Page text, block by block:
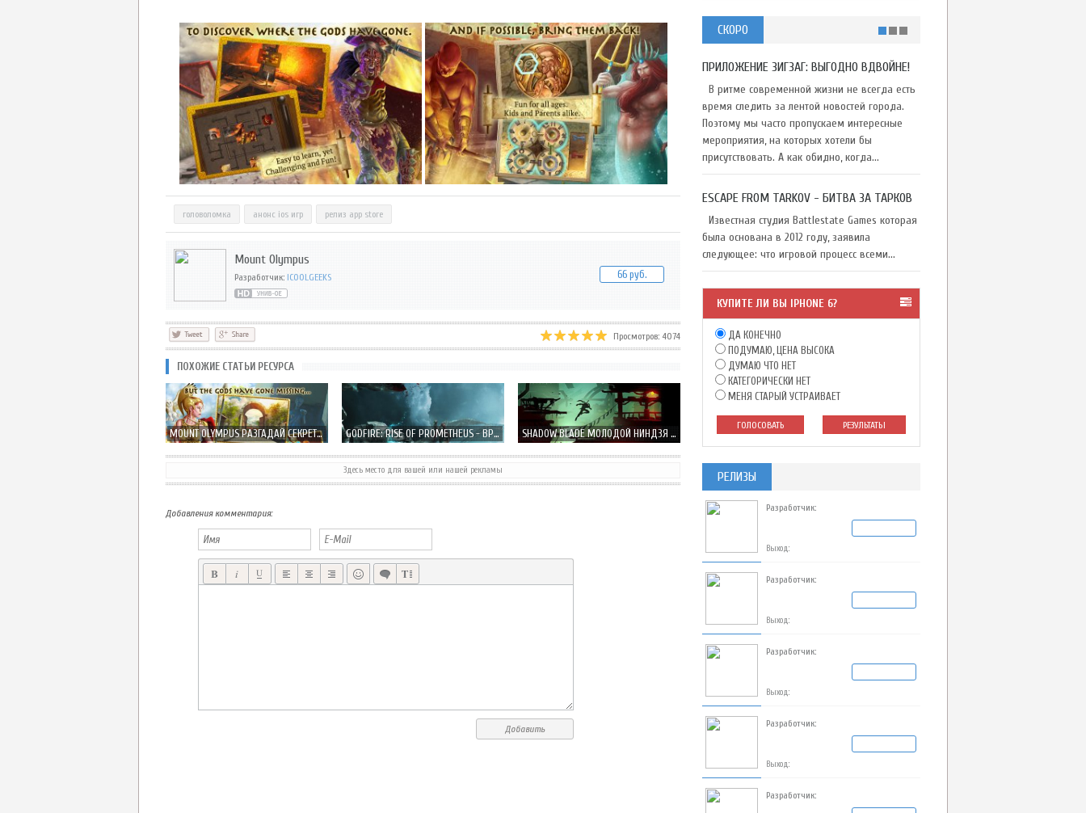
головоломка анонс ios игр релиз app store
Mount Olympus
Разработчик: ICOOLGEEKS 66 руб.
Просмотров: 4074
ПОХОЖИЕ СТАТЬИ РЕСУРСА
MOUNT OLYMPUS РАЗГАДАЙ СЕКРЕТ ИСЧЕЗНОВЕНИЯ БОГОВ GODFIRE: RISE OF PROMETHEUS - ВРЕМЯ ГЕРОЕВ, БОГОВ И МИСТИЧЕСКИХ СУЩЕСТВ SHADOW BLADE МОЛОДОЙ НИНДЗЯ В ПОИСКАХ УЧЕНИЙ МАСТЕРА!
Здесь место для вашей или нашей рекламы
Добавления комментария:
Добавить
СКОРО
ПРИЛОЖЕНИЕ ЗИГЗАГ: ВЫГОДНО ВДВОЙНЕ!
В ритме современной жизни не всегда есть
время следить за лентой новостей города.
Поэтому мы часто пропускаем интересные
мероприятия, на которых хотели бы
присутствовать. А как обидно, когда...
ESCAPE FROM TARKOV - БИТВА ЗА ТАРКОВ
Известная студия Battlestate Games которая
была основана в 2012 году, заявила
следующее: что игровой процесс всеми...
КУПИТЕ ЛИ ВЫ IPHONE 6?
ДА КОНЕЧНО
ПОДУМАЮ, ЦЕНА ВЫСОКА
ДУМАЮ ЧТО НЕТ
КАТЕГОРИЧЕСКИ НЕТ
МЕНЯ СТАРЫЙ УСТРАИВАЕТ
ГОЛОСОВАТЬ РЕЗУЛЬТАТЫ
РЕЛИЗЫ
Разработчик:
Выход:
Разработчик:
Выход:
Разработчик:
Выход:
Разработчик:
Выход:
Разработчик: